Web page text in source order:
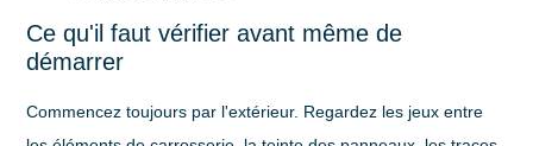
Ce qu'il faut vérifier avant même de
démarrer
Commencez toujours par l'extérieur. Regardez les jeux entre